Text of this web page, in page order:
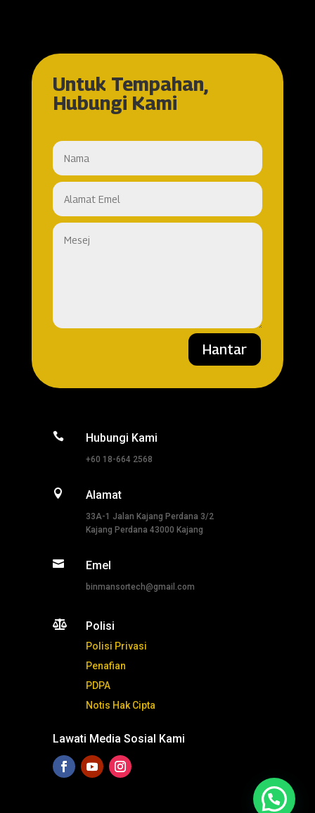
Untuk Tempahan,
Hubungi Kami
Hantar
 Hubungi Kami
+60 18-664 2568
 Alamat
33A-1 Jalan Kajang Perdana 3/2
Kajang Perdana 43000 Kajang
 Emel
binmansortech@gmail.com
 Polisi
Polisi Privasi
Penafian
PDPA
Notis Hak Cipta
Lawati Media Sosial Kami